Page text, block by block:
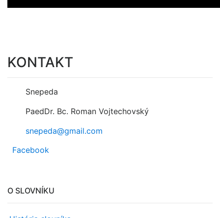
KONTAKT
Snepeda
PaedDr. Bc. Roman Vojtechovský
snepeda@gmail.com
Facebook
O SLOVNÍKU